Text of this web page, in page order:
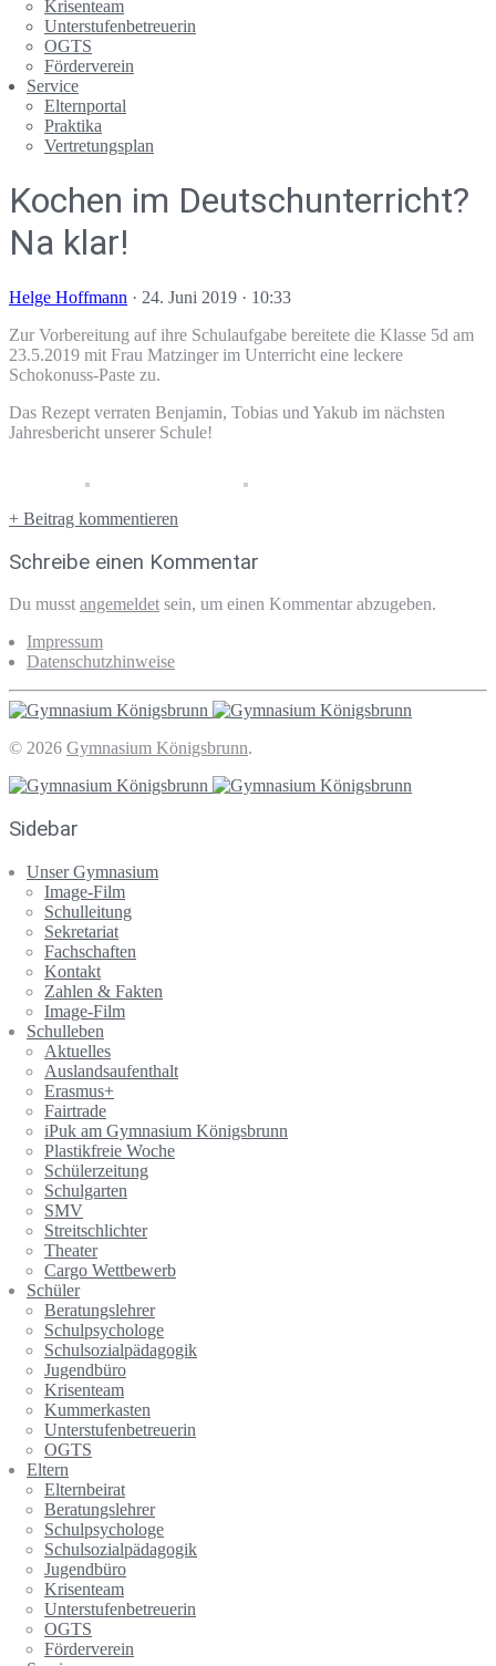
Krisenteam
Unterstufenbetreuerin
OGTS
Förderverein
Service
Elternportal
Praktika
Vertretungsplan
Kochen im Deutschunterricht?
Na klar!
Helge Hoffmann · 24. Juni 2019 · 10:33
Zur Vorbereitung auf ihre Schulaufgabe bereitete die Klasse 5d am
23.5.2019 mit Frau Matzinger im Unterricht eine leckere
Schokonuss-Paste zu.
Das Rezept verraten Benjamin, Tobias und Yakub im nächsten
Jahresbericht unserer Schule!
+ Beitrag kommentieren
Schreibe einen Kommentar
Du musst angemeldet sein, um einen Kommentar abzugeben.
Impressum
Datenschutzhinweise
© 2026 Gymnasium Königsbrunn.
Sidebar
Unser Gymnasium
Image-Film
Schulleitung
Sekretariat
Fachschaften
Kontakt
Zahlen & Fakten
Image-Film
Schulleben
Aktuelles
Auslandsaufenthalt
Erasmus+
Fairtrade
iPuk am Gymnasium Königsbrunn
Plastikfreie Woche
Schülerzeitung
Schulgarten
SMV
Streitschlichter
Theater
Cargo Wettbewerb
Schüler
Beratungslehrer
Schulpsychologe
Schulsozialpädagogik
Jugendbüro
Krisenteam
Kummerkasten
Unterstufenbetreuerin
OGTS
Eltern
Elternbeirat
Beratungslehrer
Schulpsychologe
Schulsozialpädagogik
Jugendbüro
Krisenteam
Unterstufenbetreuerin
OGTS
Förderverein